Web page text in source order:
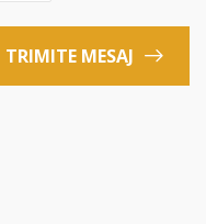
TRIMITE MESAJ